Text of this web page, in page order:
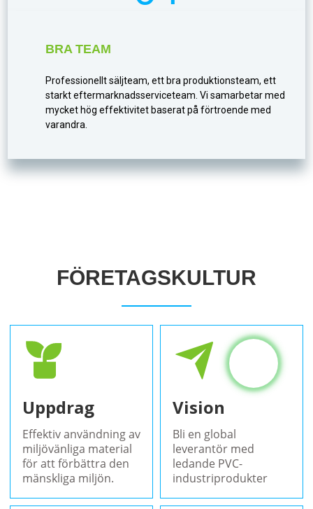
BRA TEAM
Professionellt säljteam, ett bra produktionsteam, ett
starkt eftermarknadsserviceteam. Vi samarbetar med
mycket hög effektivitet baserat på förtroende med
varandra.
FÖRETAGSKULTUR
Uppdrag
Effektiv användning av
miljövänliga material
för att förbättra den
mänskliga miljön.
Vision
Bli en global
leverantör med
ledande PVC-
industriprodukter